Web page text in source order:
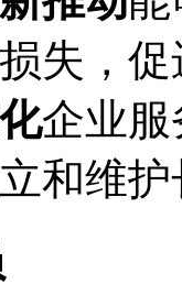
失，
企业
和维